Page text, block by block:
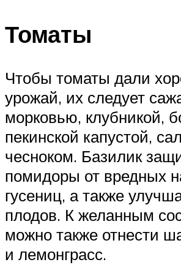
Томаты
Чтобы томаты дали
урожай, их следует
морковью, клубникой,
пекинской капустой,
чесноком. Базилик
помидоры от вредных
гусениц, а также
плодов. К желанным
можно также отнести
и лемонграсс.